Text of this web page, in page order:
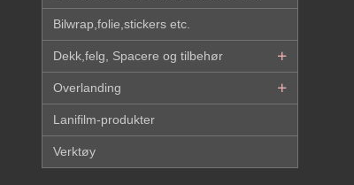
Bilwrap,folie,stickers etc.
Dekk,felg, Spacere og tilbehør
Overlanding
Lanifilm-produkter
Verktøy